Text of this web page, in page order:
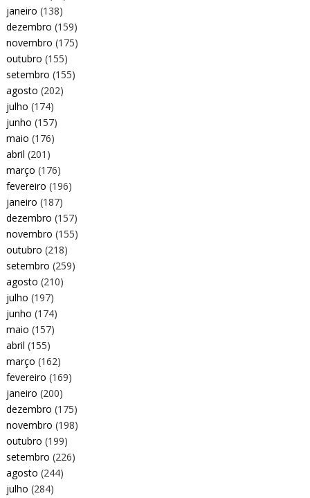
janeiro (138)
dezembro (159)
novembro (175)
outubro (155)
setembro (155)
agosto (202)
julho (174)
junho (157)
maio (176)
abril (201)
março (176)
fevereiro (196)
janeiro (187)
dezembro (157)
novembro (155)
outubro (218)
setembro (259)
agosto (210)
julho (197)
junho (174)
maio (157)
abril (155)
março (162)
fevereiro (169)
janeiro (200)
dezembro (175)
novembro (198)
outubro (199)
setembro (226)
agosto (244)
julho (284)